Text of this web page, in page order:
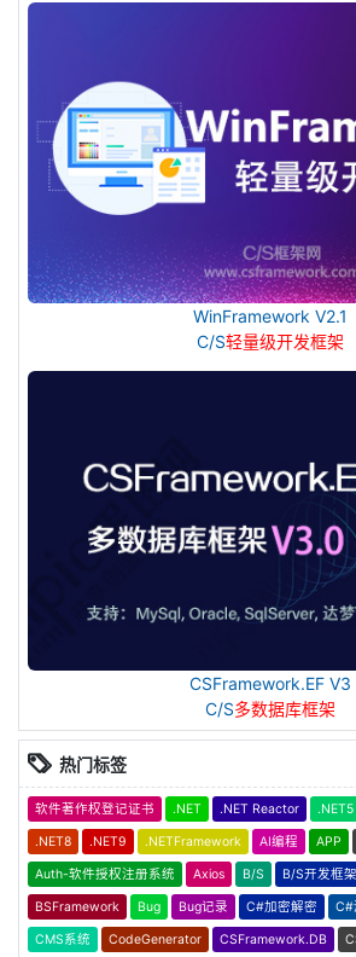
WinFramework V2.1
C/S轻量级开发框架
CSFramework.EF V3
C/S多数据库框架
热门标签
软件著作权登记证书 .NET .NET Reactor .NET5
.NET8 .NET9 .NETFramework AI编程 APP
Auth-软件授权注册系统 Axios B/S B/S开发框架
BSFramework Bug Bug记录 C#加密解密 C#
CMS系统 CodeGenerator CSFramework.DB